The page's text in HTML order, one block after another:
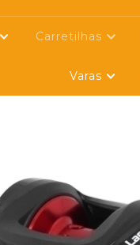
Carretilhas
Varas